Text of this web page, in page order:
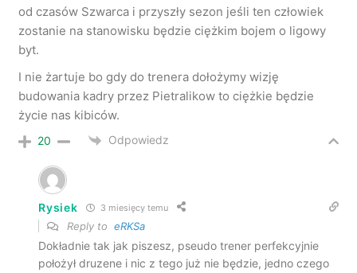
od czasów Szwarca i przyszły sezon jeśli ten człowiek
zostanie na stanowisku będzie ciężkim bojem o ligowy
byt.
I nie żartuje bo gdy do trenera dołożymy wizję
budowania kadry przez Pietralikow to ciężkie będzie
życie nas kibiców.
20 Odpowiedz
Rysiek 3 miesięcy temu
Reply toeRKSa
Dokładnie tak jak piszesz, pseudo trener perfekcyjnie
położył druzene i nic z tego już nie będzie, jedno czego